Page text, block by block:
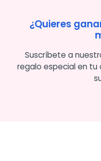
¿Quieres
Suscríbete a
regalo especial en